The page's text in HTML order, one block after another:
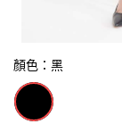
顏色：黑